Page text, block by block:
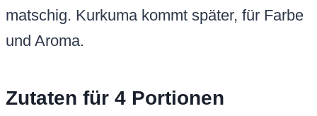
matschig. Kurkuma kommt später, für Farbe
und Aroma.
Zutaten für 4 Portionen